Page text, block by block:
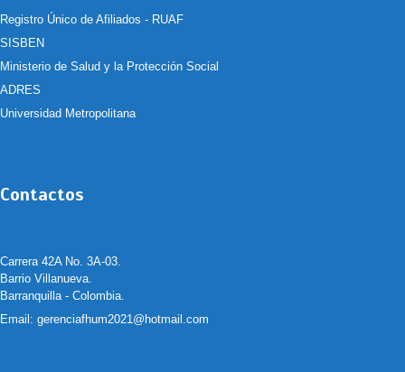
Registro Único de Afiliados - RUAF
SISBEN
Ministerio de Salud y la Protección Social
ADRES
Universidad Metropolitana
Contactos
Carrera 42A No. 3A-03.
Barrio Villanueva.
Barranquilla - Colombia.
Email: gerenciafhum2021@hotmail.com